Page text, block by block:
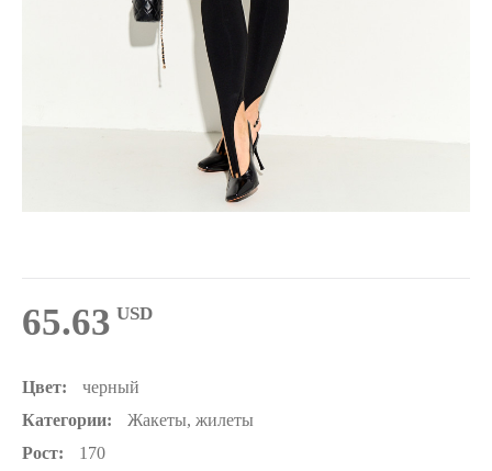
65.63 USD
Цвет:
черный
Категории:
Жакеты, жилеты
Рост:
170